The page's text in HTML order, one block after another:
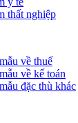
thất nghiệp
về thuế
về kế toán
đặc thù khác